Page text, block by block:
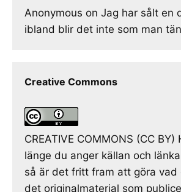
Anonymous on Jag har sålt en
ibland blir det inte som man
Creative Commons
CREATIVE COMMONS (CC
länge du anger källan och
så är det fritt fram att göra vad
det originalmaterial som